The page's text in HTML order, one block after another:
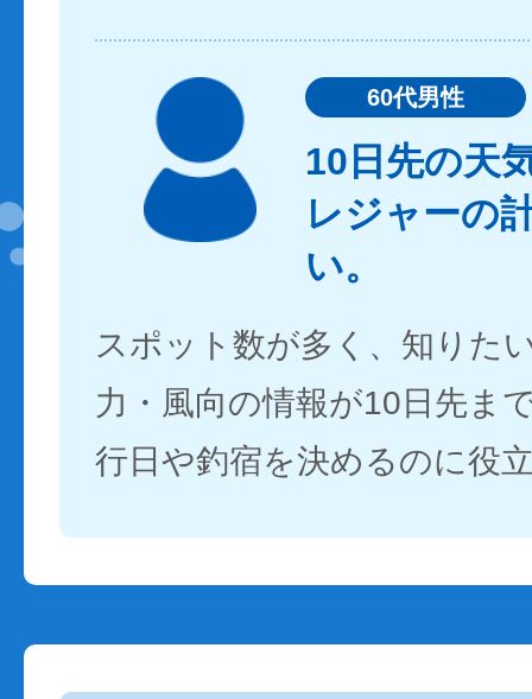
60代男性
10日先の天
レジャーの
い。
スポット数が多く、知りた
力・風向の情報が10日先ま
行日や釣宿を決めるのに役